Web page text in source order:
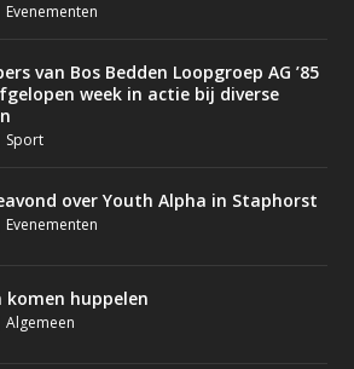
Evenementen
van Bos Bedden Loopgroep AG ’85
week in actie bij diverse
Sport
over Youth Alpha in Staphorst
Evenementen
komen huppelen
Algemeen